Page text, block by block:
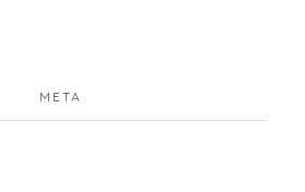
META